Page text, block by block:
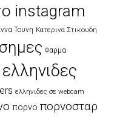
instagram
Τουνη Κατερινα Στικουδη
Φαρμα
ελληνιδες σε webcam
πορνο πορνοσταρ